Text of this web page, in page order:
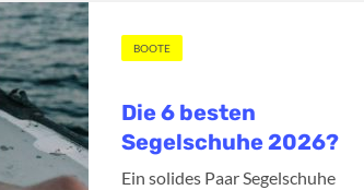
BOOTE
Die 6 besten
Segelschuhe 2026?
Ein solides Paar Segelschuhe